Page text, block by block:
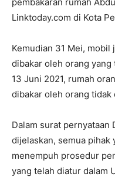
Linktoday.com di Kota
Kemudian 31 Mei,
dibakar oleh orang yang
13 Juni 2021, rumah
dibakar oleh orang tidak
Dalam surat pernyataan
dijelaskan, semua pihak
menempuh prosedur
yang telah diatur dalam